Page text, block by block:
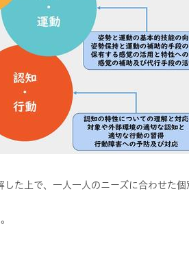
た上で、一人一人のニーズに合わせた